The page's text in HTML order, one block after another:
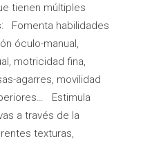
tienen múltiples
Fomenta habilidades
óculo-manual,
motricidad fina,
agarres, movilidad
Estimula
a través de la
texturas,